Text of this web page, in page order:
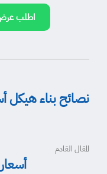
اطلب
نصائح بناء هيكل
المقال القادم